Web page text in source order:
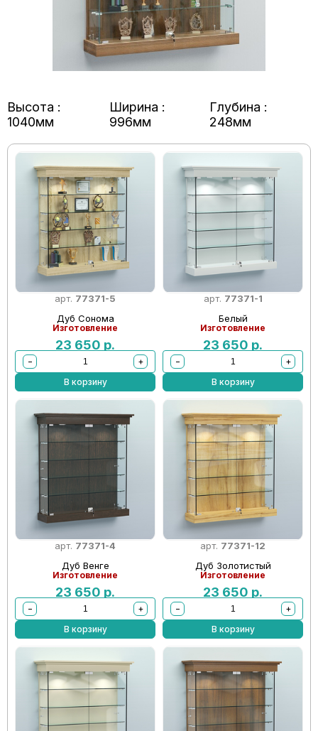
Высота :
1040мм
Ширина :
996мм
Глубина :
248мм
арт. 77371-5
Дуб Сонома
Изготовление
23 650 р.
−
+
В корзину
арт. 77371-1
Белый
Изготовление
23 650 р.
−
+
В корзину
арт. 77371-4
Дуб Венге
Изготовление
23 650 р.
−
+
В корзину
арт. 77371-12
Дуб Золотистый
Изготовление
23 650 р.
−
+
В корзину